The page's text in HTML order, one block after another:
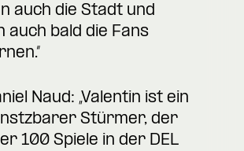
auch die Stadt und
auch bald die Fans
Naud: „Valentin ist ein
Stürmer, der
100 Spiele in der DEL